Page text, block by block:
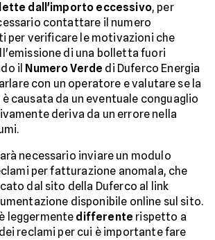
dall'importo eccessivo, per
contattare il numero
per verificare le motivazioni che
di una bolletta fuori
il Numero Verde di Duferco Energia
con un operatore e valutare se la
causata da un eventuale conguaglio
deriva da un errore nella
necessario inviare un modulo
per fatturazione anomala, che
dal sito della Duferco al link
disponibile online sul sito.
leggermente differente rispetto a
reclami per cui è importante fare